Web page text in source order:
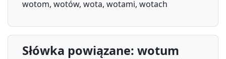
wotom, wotów, wota, wotami, wotach
Słówka powiązane: wotum